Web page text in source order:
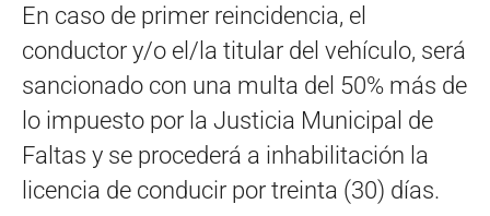
En caso de primer reincidencia, el
conductor y/o el/la titular del vehículo, será
sancionado con una multa del 50% más de
lo impuesto por la Justicia Municipal de
Faltas y se procederá a inhabilitación la
licencia de conducir por treinta (30) días.